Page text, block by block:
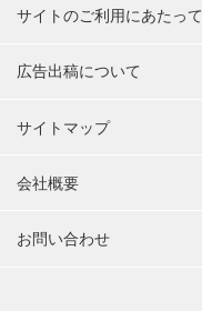
サイトのご利用にあたって
広告出稿について
サイトマップ
会社概要
お問い合わせ